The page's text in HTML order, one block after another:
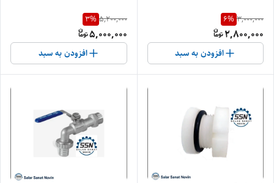
3,000,000
6%
2,800,000
افزودن به سبد
5,200,000
3%
5,000,000
افزودن به سبد